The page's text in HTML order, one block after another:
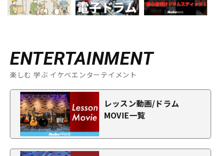
ENTERTAINMENT
楽しむ 学ぶ イケベエンターテイメント
レッスン動画/ドラム
MOVIE一覧